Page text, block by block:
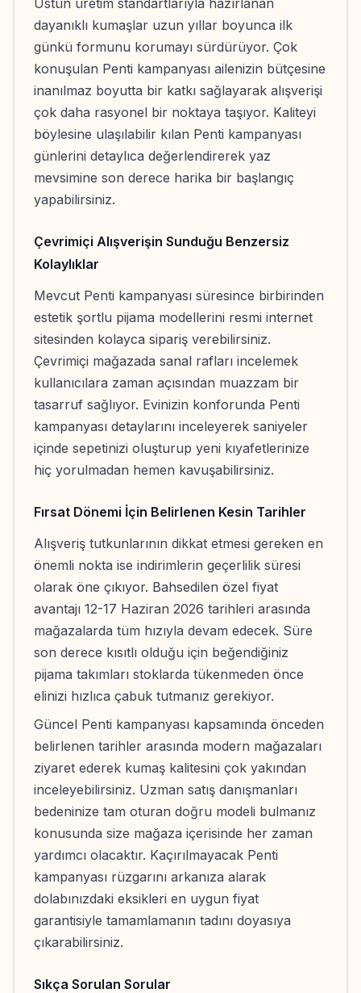
dayanıklı kumaşlar uzun yıllar boyunca ilk
günkü formunu korumayı sürdürüyor. Çok
konuşulan Penti kampanyası ailenizin bütçesine
inanılmaz boyutta bir katkı sağlayarak alışverişi
çok daha rasyonel bir noktaya taşıyor. Kaliteyi
böylesine ulaşılabilir kılan Penti kampanyası
günlerini detaylıca değerlendirerek yaz
mevsimine son derece harika bir başlangıç
yapabilirsiniz.
Çevrimiçi Alışverişin Sunduğu Benzersiz
Kolaylıklar
Mevcut Penti kampanyası süresince birbirinden
estetik şortlu pijama modellerini resmi internet
sitesinden kolayca sipariş verebilirsiniz.
Çevrimiçi mağazada sanal rafları incelemek
kullanıcılara zaman açısından muazzam bir
tasarruf sağlıyor. Evinizin konforunda Penti
kampanyası detaylarını inceleyerek saniyeler
içinde sepetinizi oluşturup yeni kıyafetlerinize
hiç yorulmadan hemen kavuşabilirsiniz.
Fırsat Dönemi İçin Belirlenen Kesin Tarihler
Alışveriş tutkunlarının dikkat etmesi gereken en
önemli nokta ise indirimlerin geçerlilik süresi
olarak öne çıkıyor. Bahsedilen özel fiyat
avantajı 12-17 Haziran 2026 tarihleri arasında
mağazalarda tüm hızıyla devam edecek. Süre
son derece kısıtlı olduğu için beğendiğiniz
pijama takımları stoklarda tükenmeden önce
elinizi hızlıca çabuk tutmanız gerekiyor.
Güncel Penti kampanyası kapsamında önceden
belirlenen tarihler arasında modern mağazaları
ziyaret ederek kumaş kalitesini çok yakından
inceleyebilirsiniz. Uzman satış danışmanları
bedeninize tam oturan doğru modeli bulmanız
konusunda size mağaza içerisinde her zaman
yardımcı olacaktır. Kaçırılmayacak Penti
kampanyası rüzgarını arkanıza alarak
dolabınızdaki eksikleri en uygun fiyat
garantisiyle tamamlamanın tadını doyasıya
çıkarabilirsiniz.
Sıkça Sorulan Sorular